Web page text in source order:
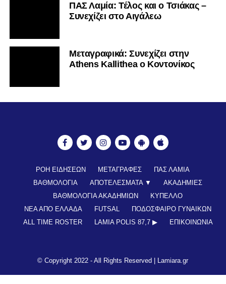
ΠΑΣ Λαμία: Τέλος και ο Τσιάκας –
Συνεχίζει στο Αιγάλεω
Mεταγραφικά: Συνεχίζει στην
Athens Kallithea ο Κοντονίκος
ΡΟΗ ΕΙΔΗΣΕΩΝ ΜΕΤΑΓΡΑΦΕΣ
ΠΑΣ ΛΑΜΙΑ
ΒΑΘΜΟΛΟΓΙΑ
ΑΠΟΤΕΛΕΣΜΑΤΑ ▼
ΑΚΑΔΗΜΙΕΣ
ΒΑΘΜΟΛΟΓΙΑ ΑΚΑΔΗΜΙΩΝ
ΚΥΠΕΛΛΟ
ΝΕΑ ΑΠΟ ΕΛΛΑΔΑ
FUTSAL
ΠΟΔΟΣΦΑΙΡΟ ΓΥΝΑΙΚΩΝ
ALL TIME ROSTER
LAMIA POLIS 87,7 ▶︎ ΕΠΙΚΟΙΝΩΝΊΑ
© Copyright 2022 - All Rights Reserved | Lamiara.gr